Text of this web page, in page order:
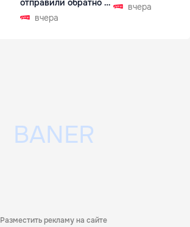
отправили обратно в
РФ вчера
вчера
Разместить рекламу на сайте